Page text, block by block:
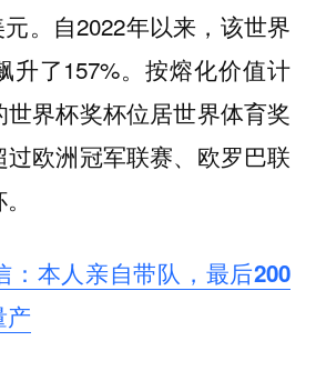
。自2022年以来，该世界
升了157%。按熔化价值计
界杯奖杯位居世界体育奖
欧洲冠军联赛、欧罗巴联
：本人亲自带队，最后200
产